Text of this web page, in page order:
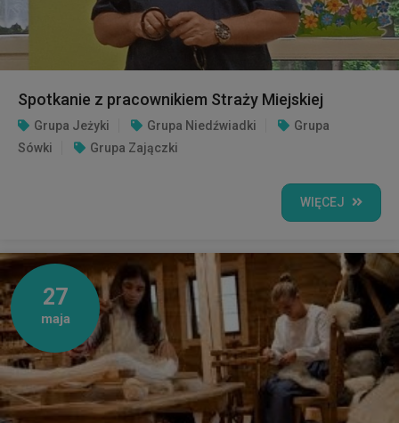
Spotkanie z pracownikiem Straży Miejskiej
Grupa Jeżyki Grupa Niedźwiadki
Grupa
Sówki
Grupa Zajączki
WIĘCEJ
27
maja